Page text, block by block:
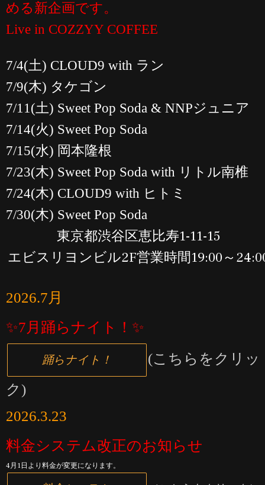
める新企画です。
Live in COZZYY COFFEE
7/4(土) CLOUD9 with ラン
7/9(木) タケゴン
7/11(土) Sweet Pop Soda & NNPジュニア
7/14(火) Sweet Pop Soda
7/15(水) 岡本隆根
7/23(木) Sweet Pop Soda with リトル南椎
7/24(木) CLOUD9 with ヒトミ
7/30(木) Sweet Pop Soda
東京都渋谷区恵比寿1-11-15
エビスリヨンビル2F営業時間19:00～
2026.7月
✨7月踊らナイト！✨
踊らナイト！
(こちらをクリッ
ク)
2026.3.23
料金システム改正のお知らせ
4月1日より料金が変更になります。